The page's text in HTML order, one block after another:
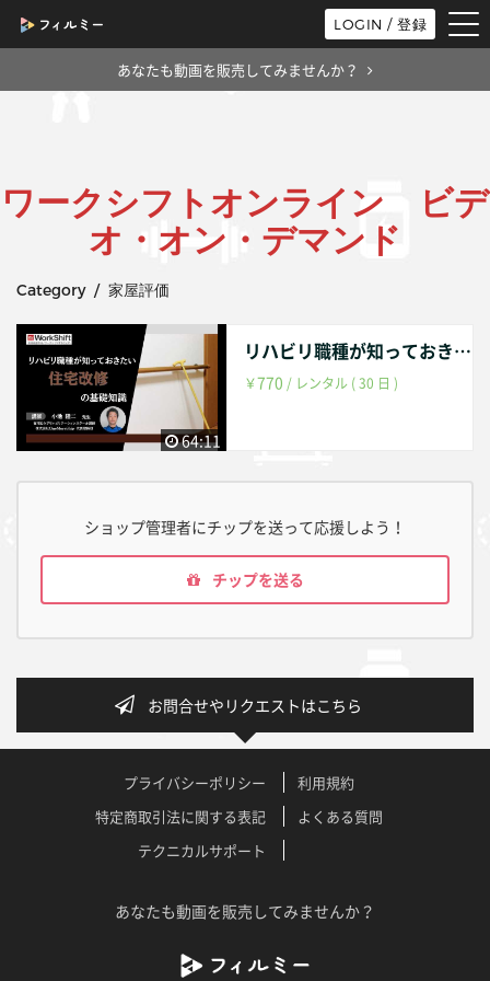
LOGIN / 登録
あなたも動画を販売してみませんか？
ワークシフトオンライン ビデ
オ・オン・デマンド
Category / 家屋評価
64:11
リハビリ職種が知っておきたい住宅改修の基礎知識
￥770 / レンタル ( 30 日 )
ショップ管理者にチップを送って応援しよう！
チップを送る
お問合せやリクエストはこちら
プライバシーポリシー
利用規約
特定商取引法に関する表記
よくある質問
テクニカルサポート
あなたも動画を販売してみませんか？